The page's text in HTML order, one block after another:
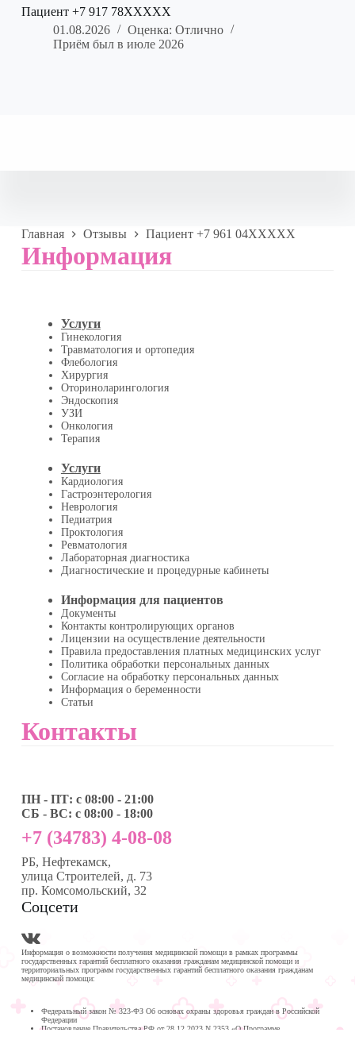
Пациент +7 917 78XXXXX
01.08.2026
Оценка: Отлично
Приём был в июле 2026
Главная Отзывы Пациент +7 961 04XXXXX
Информация
Услуги
Гинекология
Травматология и ортопедия
Флебология
Хирургия
Оториноларингология
Эндоскопия
УЗИ
Онкология
Терапия
Услуги
Кардиология
Гастроэнтерология
Неврология
Педиатрия
Проктология
Ревматология
Лабораторная диагностика
Диагностические и процедурные кабинеты
Информация для пациентов
Документы
Контакты контролирующих органов
Лицензии на осуществление деятельности
Правила предоставления платных медицинских услуг
Политика обработки персональных данных
Согласие на обработку персональных данных
Информация о беременности
Статьи
Контакты
ПН - ПТ: с 08:00 - 21:00
СБ - ВС: с 08:00 - 18:00
+7 (34783) 4-08-08
РБ, Нефтекамск,
улица Строителей, д. 73
пр. Комсомольский, 32
Соцсети
Информация о возможности получения медицинской помощи в рамках программы
государственных гарантий бесплатного оказания гражданам медицинской помощи и
территориальных программ государственных гарантий бесплатного оказания гражданам
медицинской помощи:
Федеральный закон № 323-ФЗ Об основах охраны здоровья граждан в Российской
Федерации
Постановление Правительства РФ от 28.12.2023 N 2353 «О Программе